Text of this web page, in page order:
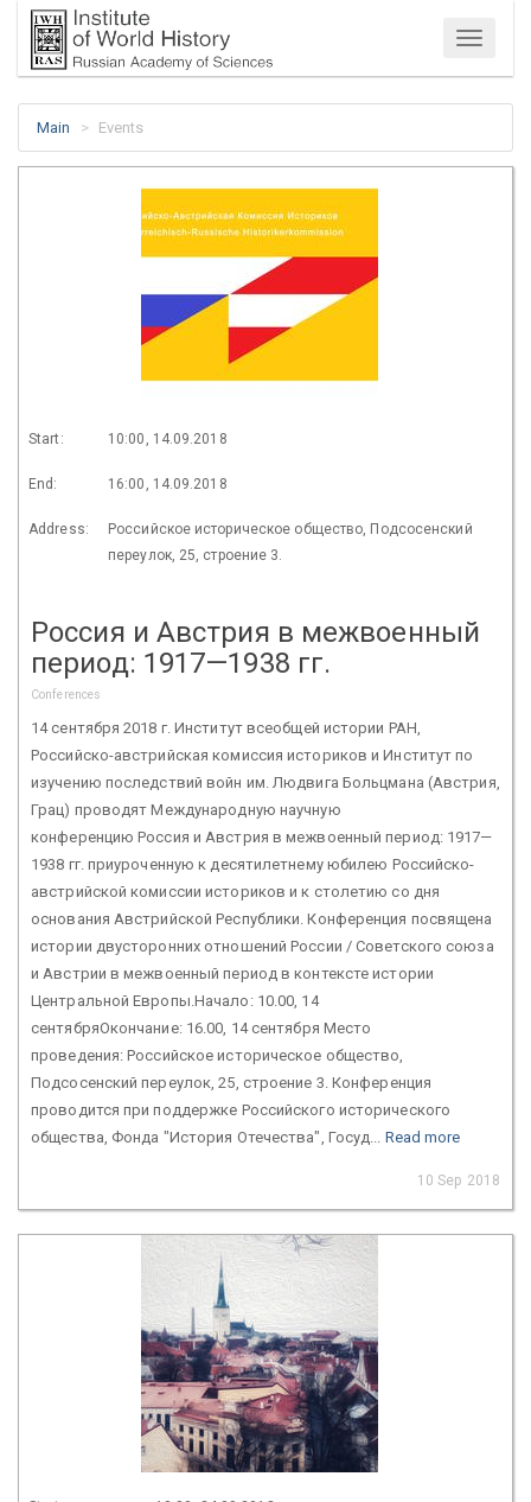
Menu
Main Events
Start: 10:00, 14.09.2018
End: 16:00, 14.09.2018
Address:
Российское историческое общество, Подсосенский
переулок, 25, строение 3.
Россия и Австрия в межвоенный
период: 1917—1938 гг.
Conferences
14 сентября 2018 г. Институт всеобщей истории РАН,
Российско-австрийская комиссия историков и Институт по
изучению последствий войн им. Людвига Больцмана (Австрия,
Грац) проводят Международную научную
конференцию Россия и Австрия в межвоенный период: 1917—
1938 гг. приуроченную к десятилетнему юбилею Российско-
австрийской комиссии историков и к столетию со дня
основания Австрийской Республики. Конференция посвящена
истории двусторонних отношений России / Советского союза
и Австрии в межвоенный период в контексте истории
Центральной Европы.Начало: 10.00, 14
сентябряОкончание: 16.00, 14 сентября Место
проведения: Российское историческое общество,
Подсосенский переулок, 25, строение 3. Конференция
проводится при поддержке Российского исторического
общества, Фонда "История Отечества", Госуд... Read more
10 Sep 2018